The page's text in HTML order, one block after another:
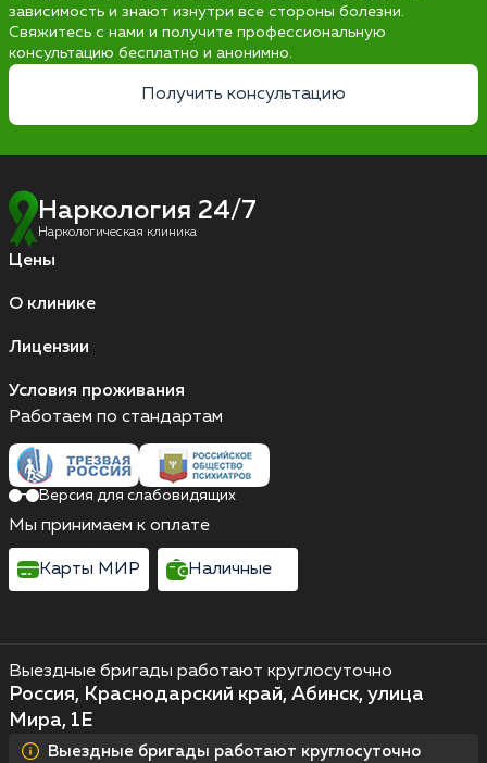
зависимость и знают изнутри все стороны болезни.
Свяжитесь с нами и получите профессиональную
консультацию бесплатно и анонимно.
Получить консультацию
Наркология 24/7
Наркологическая клиника
Цены
О клинике
Лицензии
Условия проживания
Выездные бригады работают круглосуточно
Россия, Краснодарский край, Абинск, улица
Мира, 1Е
Выездные бригады работают круглосуточно
Работаем по стандартам
Версия для слабовидящих
Мы принимаем к оплате
Карты МИР Наличные